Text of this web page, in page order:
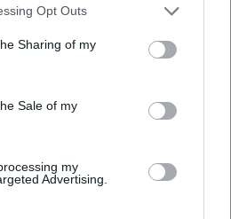
Opt Outs
Sharing of my
Sale of my
my
Advertising.
In der offiziellen
der Täufer in den 1720er
und südlich des Schlosses
Sulzbach präzisiert, dass die
22 als Erstlingswerk des
Ignaz Anton
Damit gehört sie zu den